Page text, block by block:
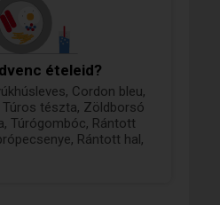
ételeid?
Cordon bleu,
Túros tészta, Zöldborsó
Túrógombóc, Rántott
Rántott hal,